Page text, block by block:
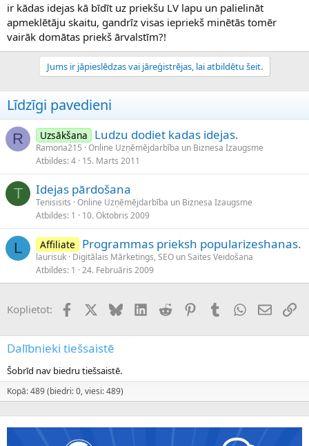
ir kādas idejas kā bīdīt uz priekšu LV lapu un palielināt
apmeklētāju skaitu, gandrīz visas iepriekš minētās tomēr
vairāk domātas priekš ārvalstīm?!
Jums ir jāpieslēdzas vai jāreģistrējas, lai atbildētu šeit.
Līdzīgi pavedieni
R Uzsākšana Ludzu dodiet kadas idejas.
Ramona215 Online Uzņēmējdarbība un Biznesa Izaugsme
Atbildes 4 15. Marts 2011
T Idejas pārdošana
Tenisisits Online Uzņēmējdarbība un Biznesa Izaugsme
Atbildes 1 10. Oktobris 2009
L Affiliate Programmas prieksh popularizeshanas.
laurisuk Digitālais Mārketings, SEO un Saites Veidošana
Atbildes 1 24. Februāris 2009
Koplietot: FacebookX (Twitter)
BlueskyLinkedInReddit PinterestTumblrWhatsApp
E-pasts
Dalībnieki tiešsaistē
Šobrīd nav biedru tiešsaistē.
Kopā: 489 (biedri: 0, viesi: 489)